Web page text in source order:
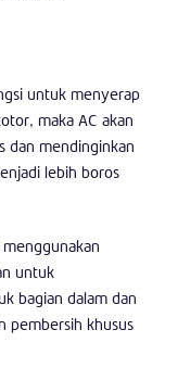
untuk menyerap
maka AC akan
dan mendinginkan
lebih boros
untuk
bagian dalam dan
pembersih khusus